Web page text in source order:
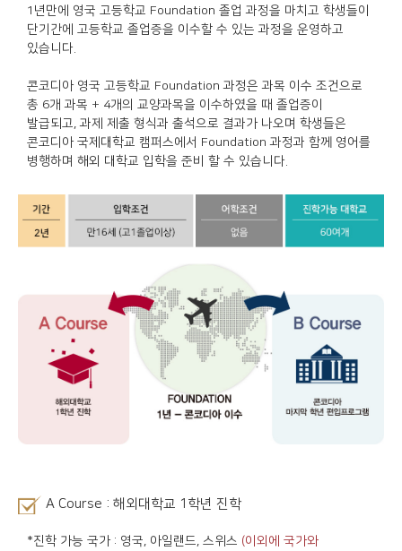
1년만에 영국 고등학교 Foundation 졸업 과정을 마치고 학생들이
단기간에 고등학교 졸업증을 이수할 수 있는 과정을 운영하고
있습니다.
콘코디아 영국 고등학교 Foundation 과정은 과목 이수 조건으로
총 6개 과목 + 4개의 교양과목을 이수하였을 때 졸업증이
발급되고, 과제 제출 형식과 출석으로 결과가 나오며 학생들은
콘코디아 국제대학교 캠퍼스에서 Foundation 과정과 함께 영어를
병행하며 해외 대학교 입학을 준비 할 수 있습니다.
A Course : 해외대학교 1학년 진학
*진학 가능 국가 : 영국, 아일랜드, 스위스 (이외에 국가와